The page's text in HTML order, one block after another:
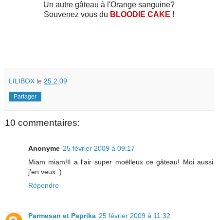
Un autre gâteau à l'Orange sanguine?
Souvenez vous du BLOODIE CAKE !
LILIBOX le 25.2.09
Partager
10 commentaires:
Anonyme 25 février 2009 à 09:17
Miam miam!Il a l'air super moëlleux ce gâteau! Moi aussi
j'en veux :)
Répondre
Parmesan et Paprika 25 février 2009 à 11:32